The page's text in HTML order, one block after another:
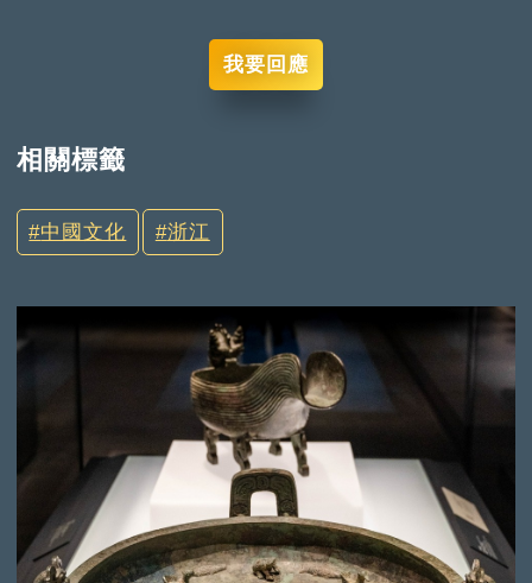
我要回應
相關標籤
中國文化 浙江